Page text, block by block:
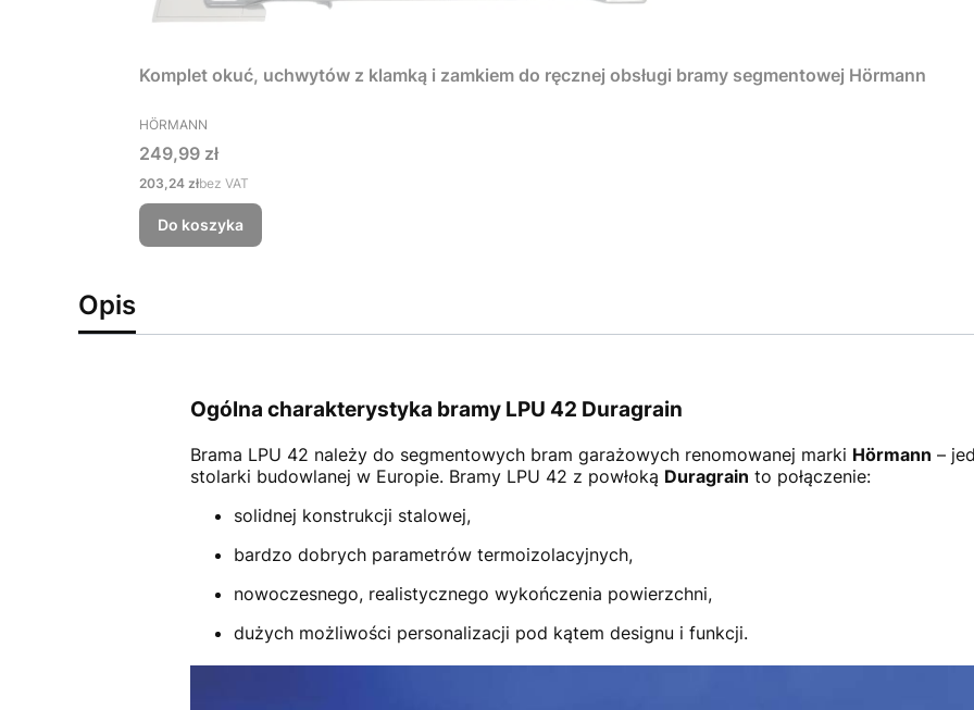
Komplet okuć, uchwytów z klamką i zamkiem do ręcznej obsługi bramy segmentowej Hörmann
PRODUCENT
HÖRMANN
Cena
249,99 zł
Cena
203,24 złbez VAT
Do koszyka
Opis
Ogólna charakterystyka bramy LPU 42 Duragrain
Brama LPU 42 należy do segmentowych bram garażowych renomowanej marki Hörmann –
stolarki budowlanej w Europie. Bramy LPU 42 z powłoką Duragrain to połączenie:
solidnej konstrukcji stalowej,
bardzo dobrych parametrów termoizolacyjnych,
nowoczesnego, realistycznego wykończenia powierzchni,
dużych możliwości personalizacji pod kątem designu i funkcji.